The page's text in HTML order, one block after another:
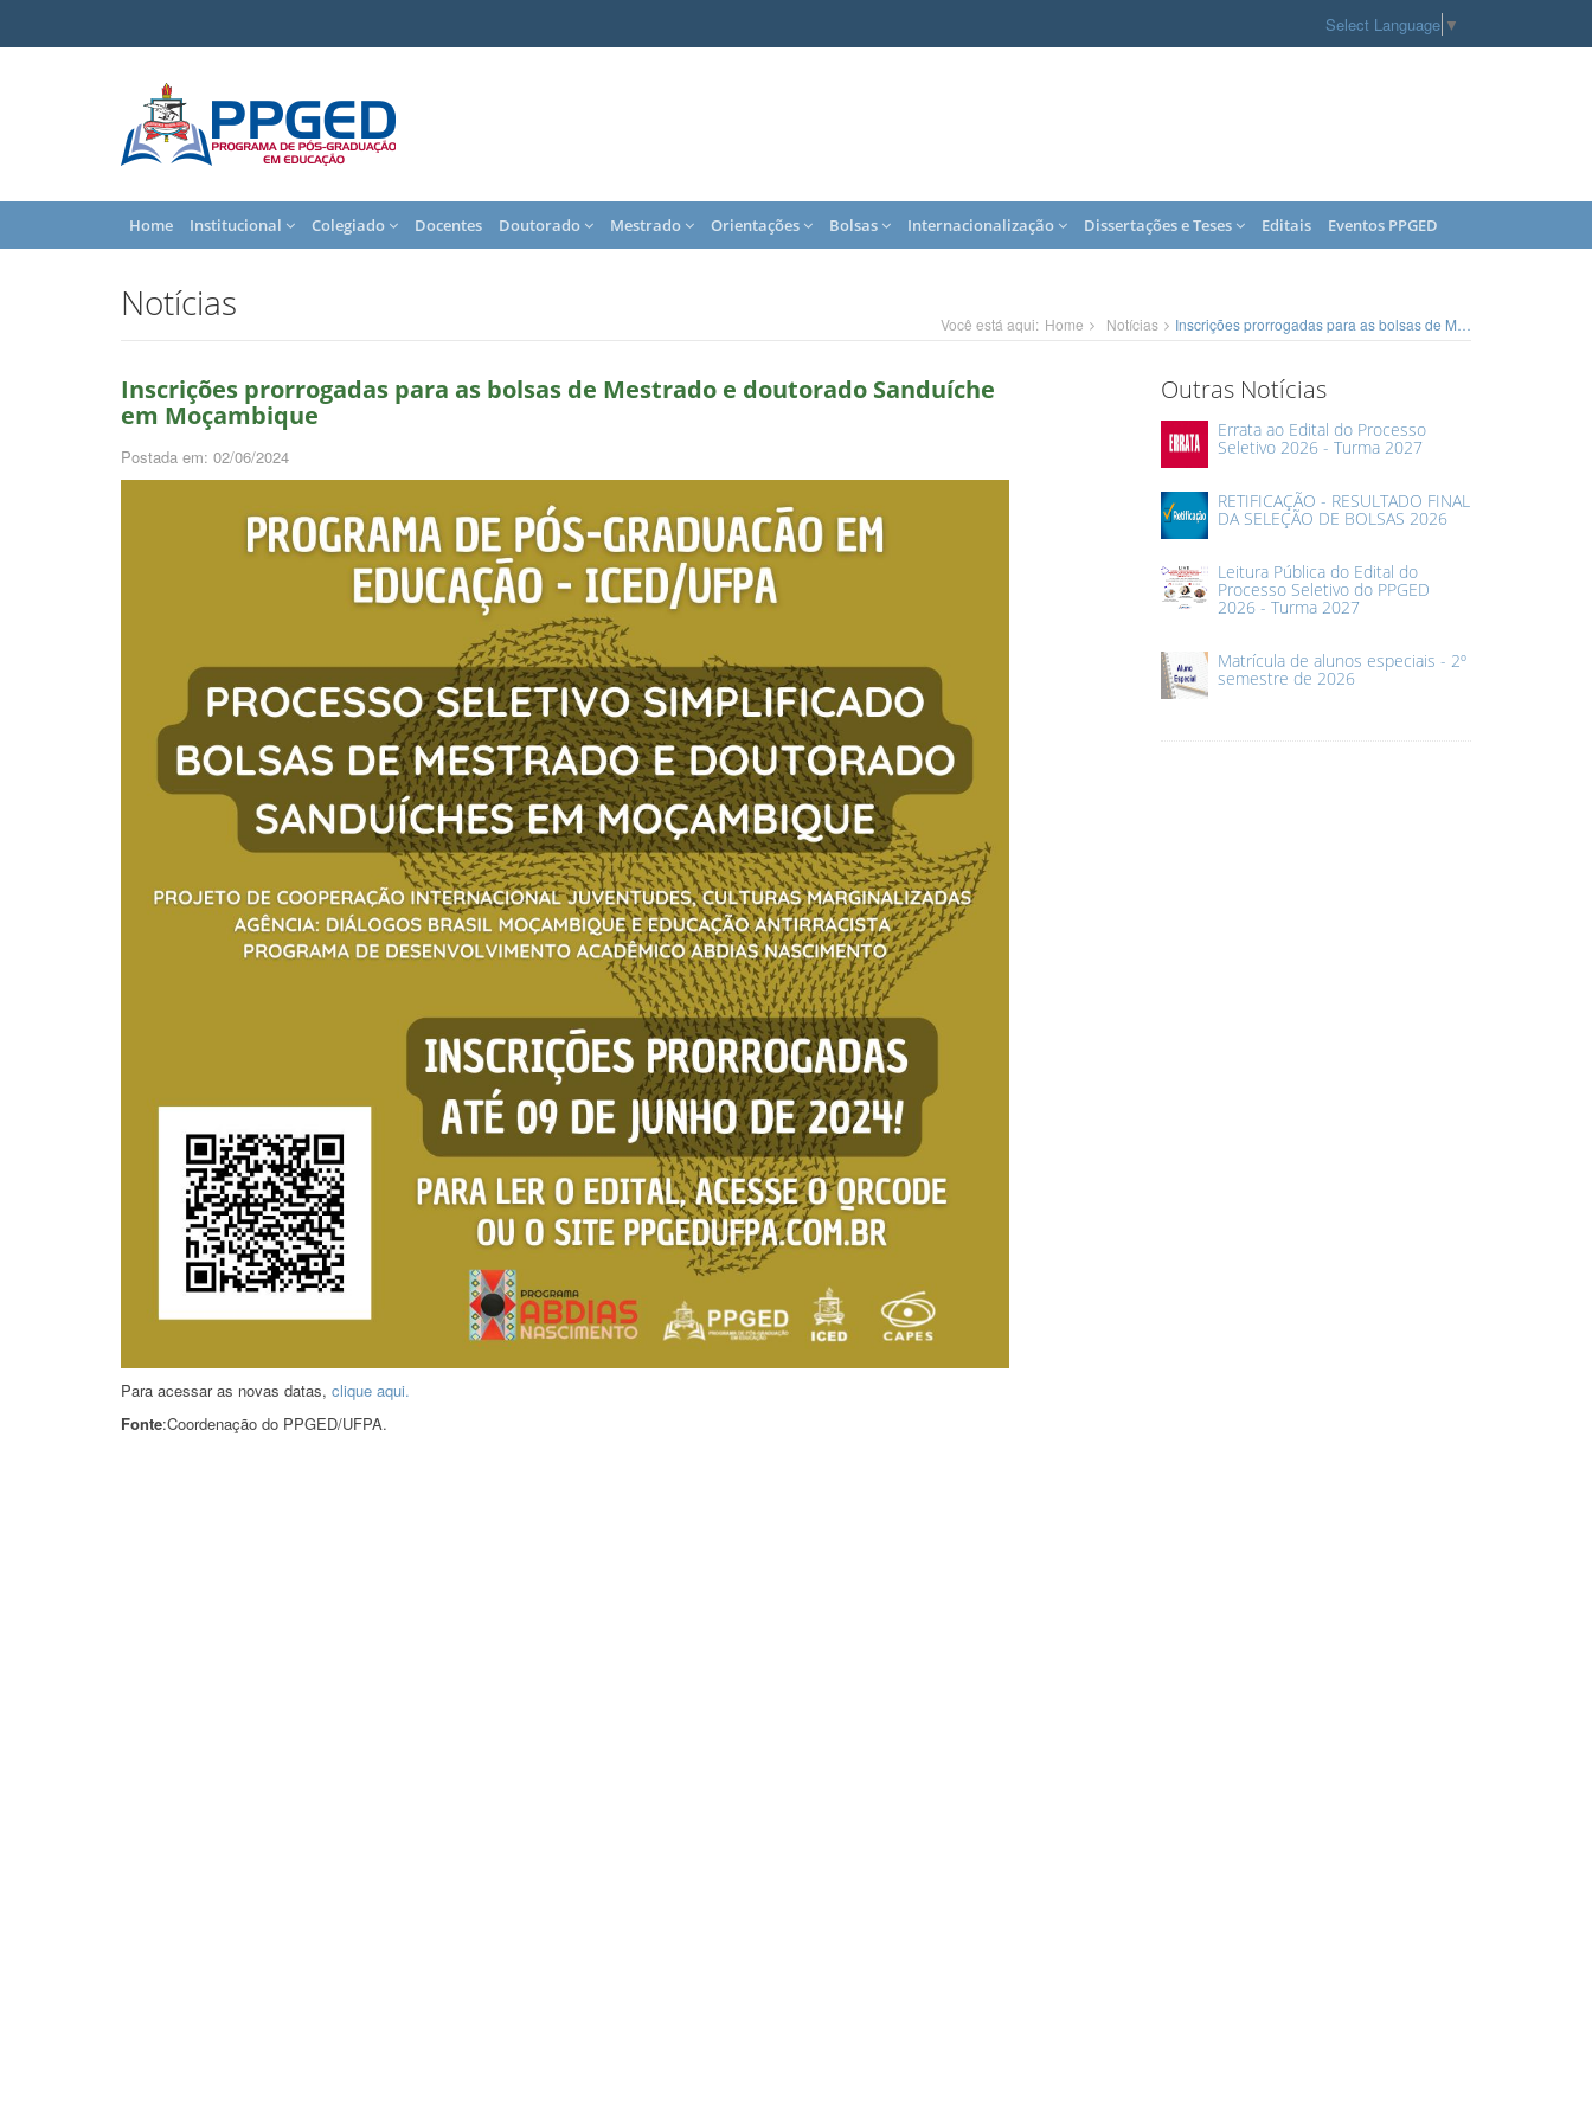
Select Language ▼
Home Institucional Colegiado Docentes Doutorado Mestrado Orientações Bolsas Internacionalização Dissertações e Teses Editais Eventos PPGED
Notícias Você está aqui: Home Notícias Inscrições prorrogadas para as bolsas de Mestrado e doutorado Sanduíche em Moçambique
Inscrições prorrogadas para as bolsas de Mestrado e doutorado Sanduíche
em Moçambique
Postada em: 02/06/2024
Para acessar as novas datas, clique aqui.
Fonte:Coordenação do PPGED/UFPA.
Outras Notícias
Errata ao Edital do Processo
Seletivo 2026 - Turma 2027
RETIFICAÇÃO - RESULTADO FINAL
DA SELEÇÃO DE BOLSAS 2026
Leitura Pública do Edital do
Processo Seletivo do PPGED
2026 - Turma 2027
Matrícula de alunos especiais - 2º
semestre de 2026